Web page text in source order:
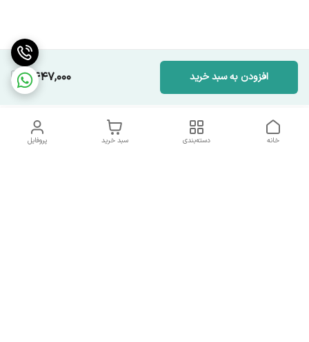
9,447,000 افزودن به سبد خرید
پروفایل سبد خرید دسته‌بندی خانه